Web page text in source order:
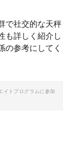
で社交的な天秤
も詳しく紹介し
の参考にしてく
イトプログラムに参加